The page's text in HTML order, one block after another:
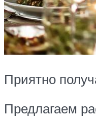
Приятно
Предлагаем